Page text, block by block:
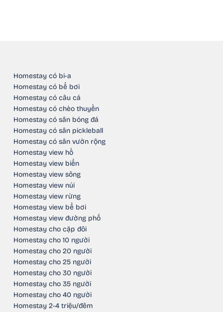
Homestay có bi-a
Homestay có bể bơi
Homestay có câu cá
Homestay có chèo thuyền
Homestay có sân bóng đá
Homestay có sân pickleball
Homestay có sân vườn rộng
Homestay view hồ
Homestay view biển
Homestay view sông
Homestay view núi
Homestay view rừng
Homestay view bể bơi
Homestay view đường phố
Homestay cho cặp đôi
Homestay cho 10 người
Homestay cho 20 người
Homestay cho 25 người
Homestay cho 30 người
Homestay cho 35 người
Homestay cho 40 người
Homestay 2-4 triệu/đêm